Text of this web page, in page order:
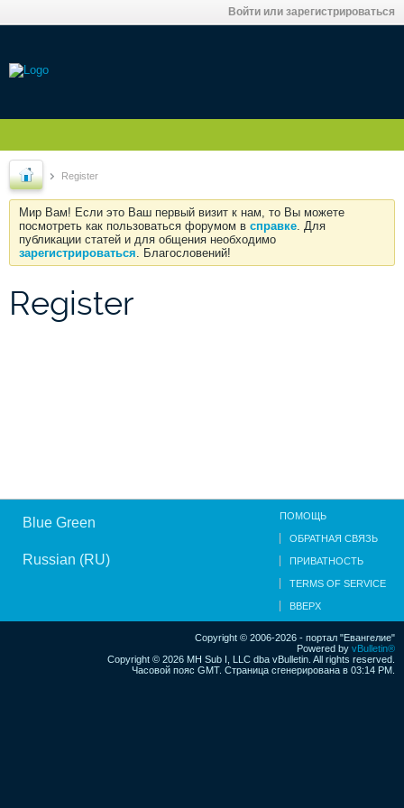
Войти или зарегистрироваться
Register
Мир Вам! Если это Ваш первый визит к нам, то Вы можете
посмотреть как пользоваться форумом в справке. Для
публикации статей и для общения необходимо
зарегистрироваться. Благословений!
Register
Blue Green
Russian (RU)
ПОМОЩЬ
ОБРАТНАЯ СВЯЗЬ
ПРИВАТНОСТЬ
TERMS OF SERVICE
ВВЕРХ
Copyright © 2006-2026 - портал "Евангелие"
Powered by vBulletin®
Copyright © 2026 MH Sub I, LLC dba vBulletin. All rights reserved.
Часовой пояс GMT. Страница сгенерирована в 03:14 PM.